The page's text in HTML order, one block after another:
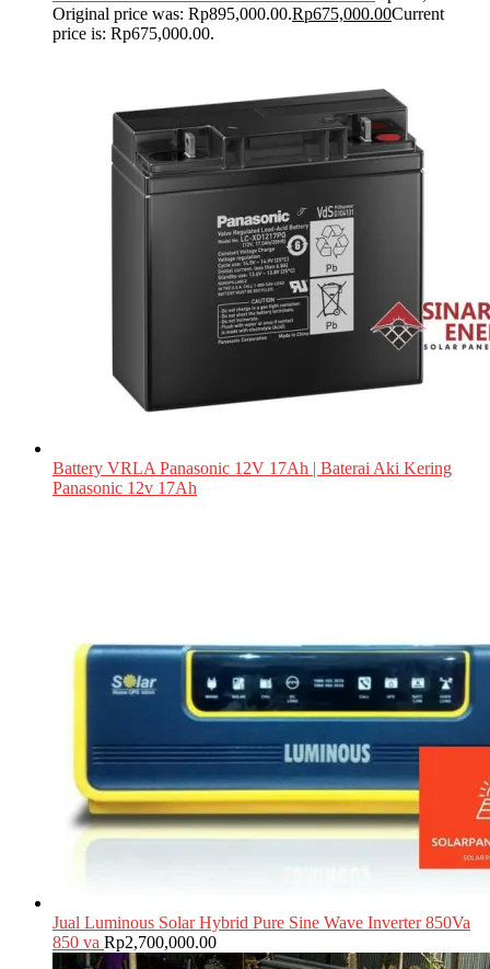
Original price was: Rp895,000.00.Rp675,000.00Current
price is: Rp675,000.00.
Battery VRLA Panasonic 12V 17Ah | Baterai Aki Kering
Panasonic 12v 17Ah
Jual Luminous Solar Hybrid Pure Sine Wave Inverter 850Va
850 va Rp2,700,000.00